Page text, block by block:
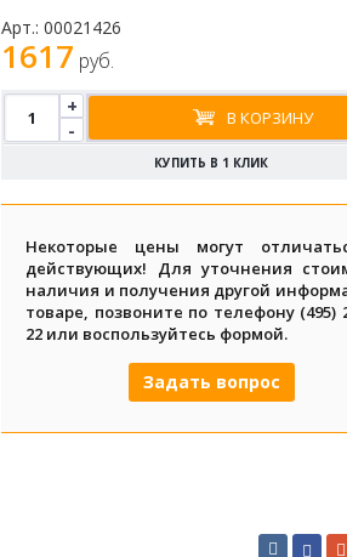
Арт.: 00021426
1617 руб.
+
-
В КОРЗИНУ
КУПИТЬ В 1 КЛИК
Некоторые цены могут
действующих! Для уточнения
наличия и получения другой
товаре, позвоните по телефону (495)
22 или воспользуйтесь формой.
Задать вопрос